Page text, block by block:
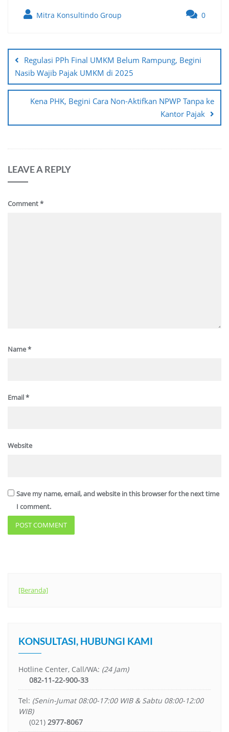
Mitra Konsultindo Group 0
navigation
Regulasi PPh Final UMKM Belum Rampung, Begini
Nasib Wajib Pajak UMKM di 2025
Kena PHK, Begini Cara Non-Aktifkan NPWP Tanpa ke
Kantor Pajak
LEAVE A REPLY
Comment*
Name*
Email*
Website
Save my name, email, and website in this browser for the next time
I comment.
[Beranda]
KONSULTASI, HUBUNGI KAMI
Hotline Center, Call/WA: (24 Jam)
082-11-22-900-33
Tel: (Senin-Jumat 08:00-17:00 WIB & Sabtu 08:00-12:00
WIB)
(021) 2977-8067